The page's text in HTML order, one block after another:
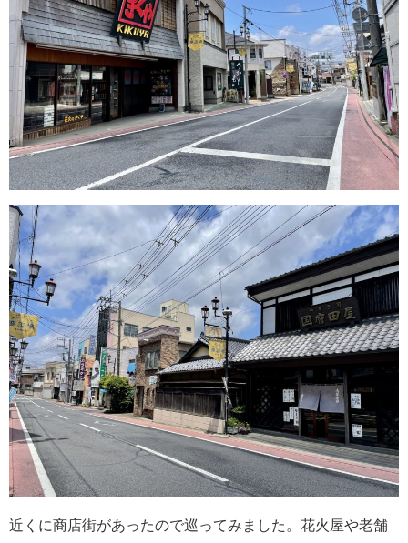
近くに商店街があったので巡ってみました。花火屋や老舗